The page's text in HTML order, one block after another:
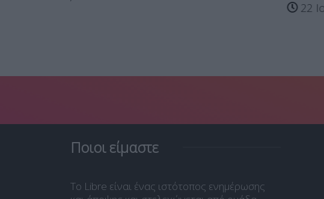
22 Ιουλίου, 2026
Ποιοι είμαστε
Το Libre είναι ένας ιστότοπος ενημέρωσης